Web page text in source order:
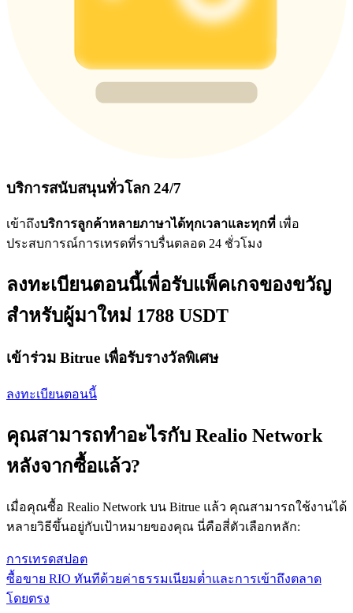
บริการสนับสนุนทั่วโลก 24/7
เข้าถึงบริการลูกค้าหลายภาษาได้ทุกเวลาและทุกที่ เพื่อ
ประสบการณ์การเทรดที่ราบรื่นตลอด 24 ชั่วโมง
ลงทะเบียนตอนนี้เพื่อรับแพ็คเกจของขวัญ
สำหรับผู้มาใหม่ 1788 USDT
เข้าร่วม Bitrue เพื่อรับรางวัลพิเศษ
ลงทะเบียนตอนนี้
คุณสามารถทำอะไรกับ Realio Network
หลังจากซื้อแล้ว?
เมื่อคุณซื้อ Realio Network บน Bitrue แล้ว คุณสามารถใช้งานได้
หลายวิธีขึ้นอยู่กับเป้าหมายของคุณ นี่คือสี่ตัวเลือกหลัก:
การเทรดสปอต
ซื้อขาย RIO ทันทีด้วยค่าธรรมเนียมต่ำและการเข้าถึงตลาด
โดยตรง